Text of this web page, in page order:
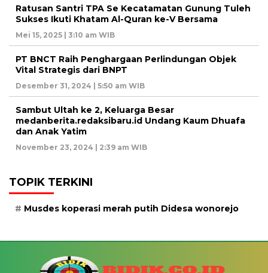
Ratusan Santri TPA Se Kecatamatan Gunung Tuleh
Sukses Ikuti Khatam Al-Quran ke-V Bersama
Mei 15, 2025 | 3:10 am WIB
PT BNCT Raih Penghargaan Perlindungan Objek
Vital Strategis dari BNPT
Desember 31, 2024 | 5:50 am WIB
Sambut Ultah ke 2, Keluarga Besar
medanberita.redaksibaru.id Undang Kaum Dhuafa
dan Anak Yatim
November 23, 2024 | 2:39 am WIB
TOPIK TERKINI
Musdes koperasi merah putih Didesa wonorejo